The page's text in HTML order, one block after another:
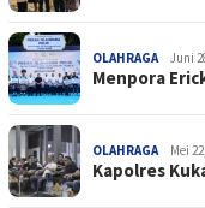
OLAHRAGA Juni
Menpora
OLAHRAGA Mei
Kapolres